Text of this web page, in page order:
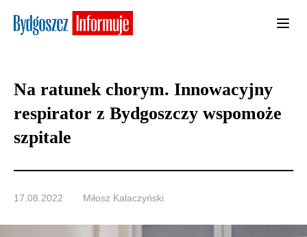
Na ratunek chorym. Innowacyjny
respirator z Bydgoszczy wspomoże
szpitale
17.08.2022 Miłosz Kalaczyński